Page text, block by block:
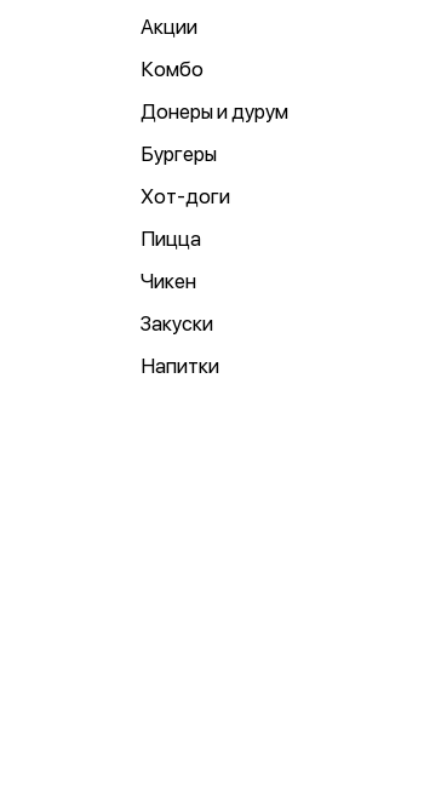
Акции
Комбо
Донеры и дурум
Бургеры
Хот-доги
Пицца
Чикен
Закуски
Напитки